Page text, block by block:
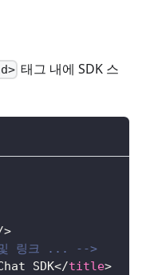
태그 내에 SDK 스
링크 ... -->
SDK</title>